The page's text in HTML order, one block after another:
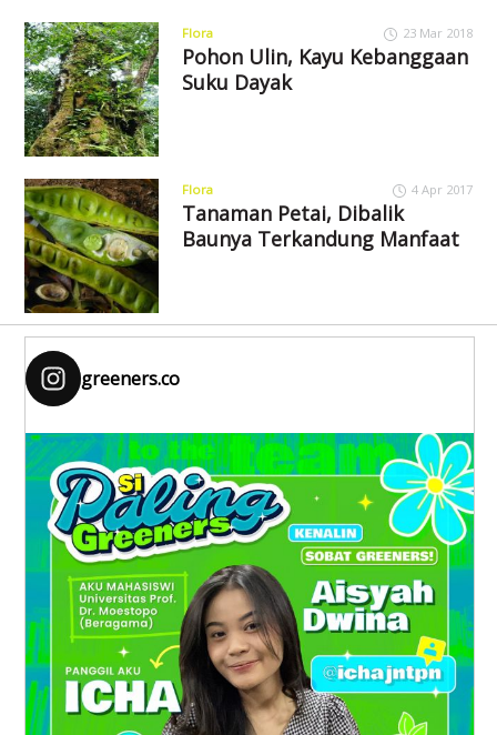
Flora 23 Mar 2018
Pohon Ulin, Kayu Kebanggaan
Suku Dayak
Flora 4 Apr 2017
Tanaman Petai, Dibalik
Baunya Terkandung Manfaat
greeners.co